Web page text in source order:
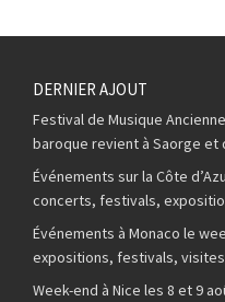
DERNIER AJOUT
Festival de Musique
baroque revient à Saorge et
Événements sur la Côte
concerts, festivals,
Événements à Monaco le
expositions, festivals,
Week-end à Nice les 8 et 9